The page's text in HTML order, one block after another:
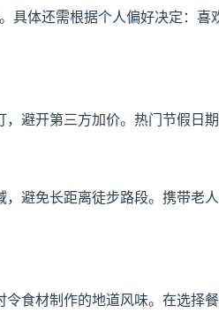
具体还需根据个人偏好决定：
避开第三方加价。热门节假日
避免长距离徒步路段。携带老
食材制作的地道风味。在选择